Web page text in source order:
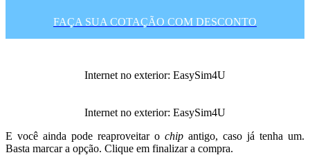
FAÇA SUA COTAÇÃO COM DESCONTO
Internet no exterior: EasySim4U
Internet no exterior: EasySim4U
E você ainda pode reaproveitar o chip antigo, caso já tenha um.
Basta marcar a opção. Clique em finalizar a compra.